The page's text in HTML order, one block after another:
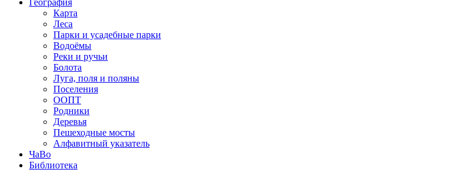
География
Карта
Леса
Парки и усадебные парки
Водоёмы
Реки и ручьи
Болота
Луга, поля и поляны
Поселения
ООПТ
Родники
Деревья
Пешеходные мосты
Алфавитный указатель
ЧаВо
Библиотека